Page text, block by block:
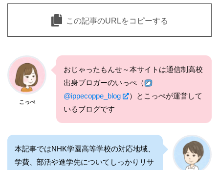
この記事のURLをコピーする
こっぺ
おじゃったもんせ～本サイトは通信制高校
出身ブロガーのいっぺ（
@ippecoppe_blog
）とこっぺが運営して
いるブログです
本記事ではNHK学園高等学校の対応地域、
学費、部活や進学先についてしっかりリサ